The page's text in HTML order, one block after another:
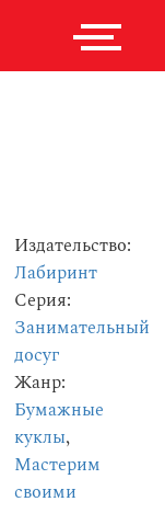
Издательство:
Лабиринт
Серия:
Занимательный
досуг
Жанр:
Бумажные
куклы,
Мастерим
своими